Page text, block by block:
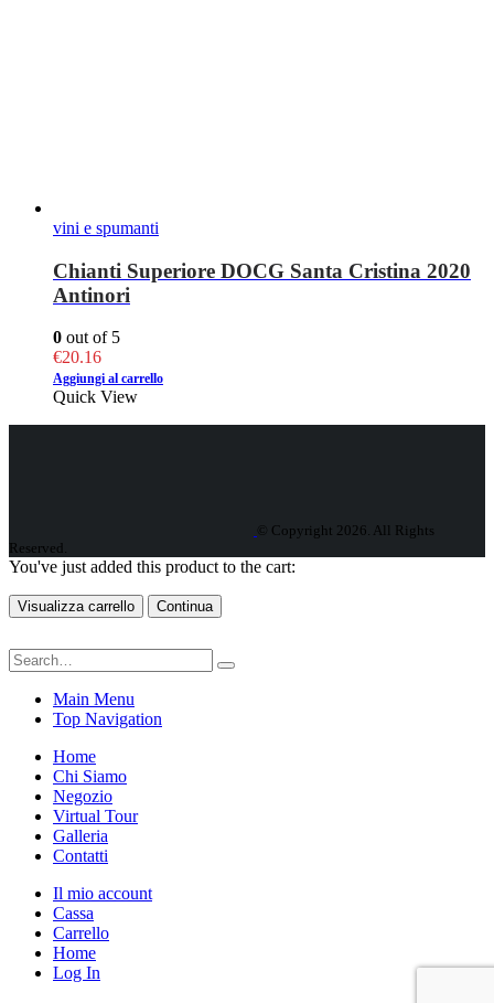
vini e spumanti
Chianti Superiore DOCG Santa Cristina 2020
Antinori
0 out of 5
€20.16
Aggiungi al carrello
Quick View
© Copyright 2026. All Rights
Reserved.
You've just added this product to the cart:
Visualizza carrello Continua
Main Menu
Top Navigation
Home
Chi Siamo
Negozio
Virtual Tour
Galleria
Contatti
Il mio account
Cassa
Carrello
Home
Log In